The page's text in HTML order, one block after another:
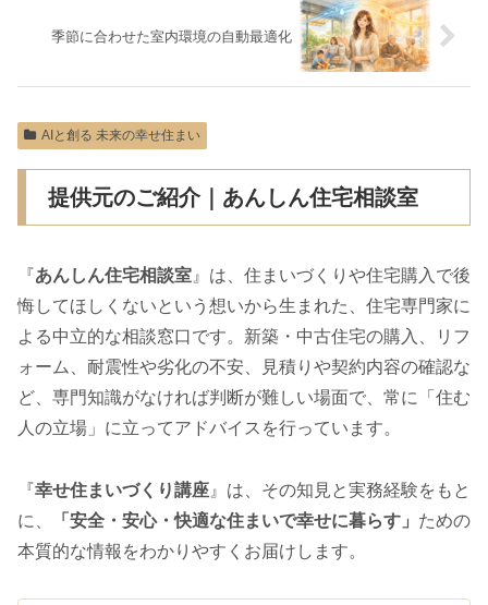
季節に合わせた室内環境の自動最適化
AIと創る 未来の幸せ住まい
提供元のご紹介｜あんしん住宅相談室
『 あんしん住宅相談室』は、住まいづくりや住宅購入で後
悔してほしくないという想いから生まれた、住宅専門家に
よる中立的な相談窓口です。新築・中古住宅の購入、リフ
ォーム、耐震性や劣化の不安、見積りや契約内容の確認な
ど、専門知識がなければ判断が難しい場面で、常に「住む
人の立場」に立ってアドバイスを行っています。
『幸せ住まいづくり講座 』は、その知見と実務経験をもと
に、
「安全・安心・快適な住まいで幸せに暮らす」 ための
本質的な情報をわかりやすくお届けします。